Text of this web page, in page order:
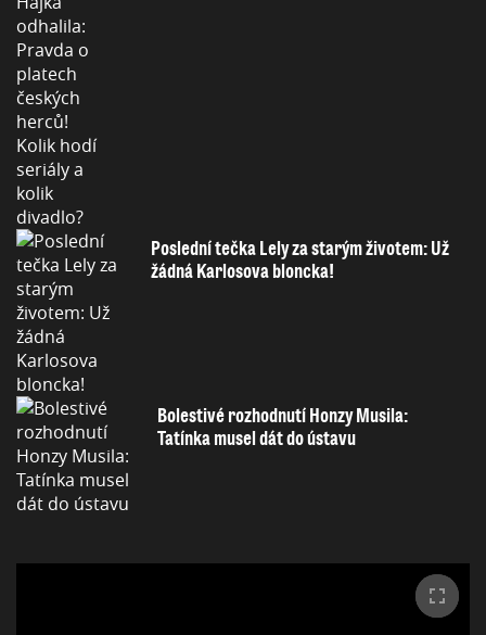
Poslední tečka Lely za starým životem: Už
žádná Karlosova bloncka!
Bolestivé rozhodnutí Honzy Musila:
Tatínka musel dát do ústavu